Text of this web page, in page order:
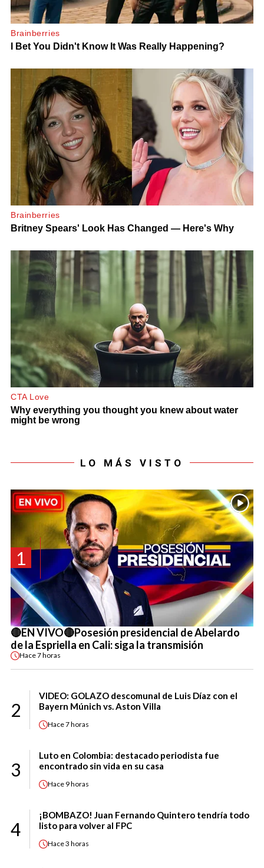
LO MÁS VISTO
1
🔴EN VIVO🔴Posesión presidencial de Abelardo
de la Espriella en Cali: siga la transmisión
Hace7 horas
2
VIDEO: GOLAZO descomunal de Luis Díaz con el
Bayern Múnich vs. Aston Villa
Hace7 horas
3
Luto en Colombia: destacado periodista fue
encontrado sin vida en su casa
Hace 9 horas
4
¡BOMBAZO! Juan Fernando Quintero tendría todo
listo para volver al FPC
Hace3 horas